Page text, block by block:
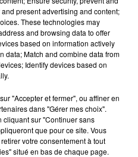
QUEEN
I Want To Break Free
present advertising and content;
These technologies may
and browsing data to offer
based on information actively
data; Match and combine data from
Identify devices based on
"Accepter et fermer", ou affiner en
dans "Gérer mes choix".
cliquant sur "Continuer sans
que pour ce site. Vous
votre consentement à tout
situé en bas de chaque page.